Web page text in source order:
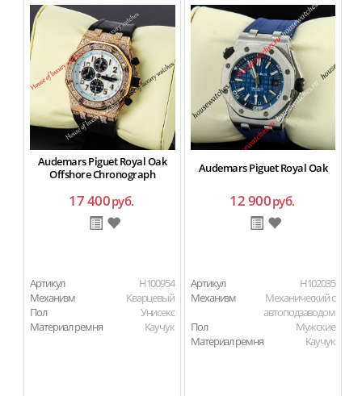
Audemars Piguet Royal Oak
Offshore Chronograph
17 400руб.
Артикул
H100954
Механизм
Кварцевый
Пол
Унисекс
Материал ремня
Каучук
Audemars Piguet Royal Oak
12 900руб.
Артикул
H102035
Механизм
Механический с
автоподзаводом
Пол
Мужские
Материал ремня
Каучук